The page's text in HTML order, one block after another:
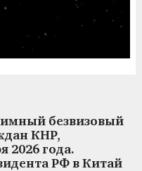
безвизовый
КНР,
2026 года.
РФ в Китай